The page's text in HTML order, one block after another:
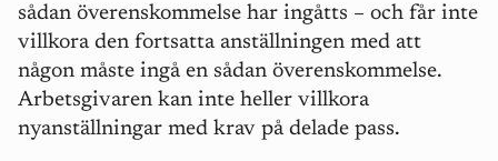
sådan överenskommelse har ingåtts – och får inte
villkora den fortsatta anställningen med att
någon måste ingå en sådan överenskommelse.
Arbetsgivaren kan inte heller villkora
nyanställningar med krav på delade pass.